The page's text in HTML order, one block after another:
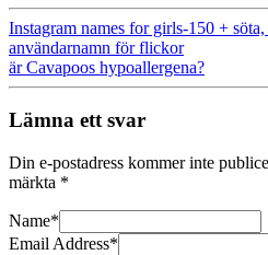
Instagram names for girls-150 +
användarnamn för flickor
är Cavapoos hypoallergena?
Lämna ett svar
Din e-postadress kommer inte
märkta *
Name*
Email Address*